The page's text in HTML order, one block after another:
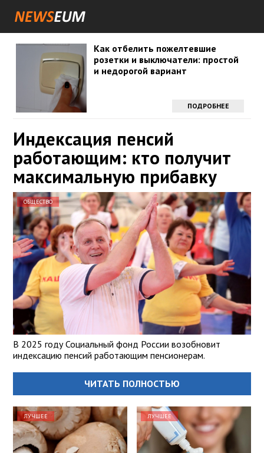
Как отбелить пожелтевшие
розетки и выключатели: простой
и недорогой вариант
ПОДРОБНЕЕ
Индексация пенсий
работающим: кто получит
максимальную прибавку
ОБЩЕСТВО
В 2025 году Социальный фонд России возобновит
индексацию пенсий работающим пенсионерам.
ЧИТАТЬ ПОЛНОСТЬЮ
ЛУЧШЕЕ ЛУЧШЕЕ